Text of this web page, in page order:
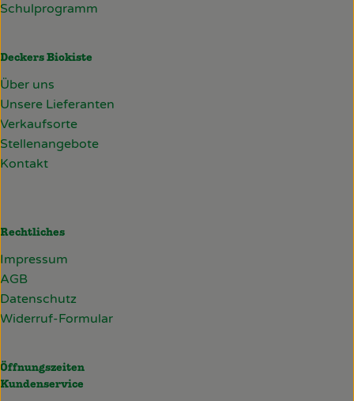
Schulprogramm
Deckers Biokiste
Über uns
Unsere Lieferanten
Verkaufsorte
Stellenangebote
Kontakt
Rechtliches
Impressum
AGB
Datenschutz
Widerruf-Formular
Öffnungszeiten
Kundenservice